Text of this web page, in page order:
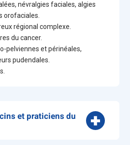
névralgies faciales, algies
orofaciales.
régional complexe.
du cancer.
pelviennes et périnéales,
pudendales.
et praticiens du